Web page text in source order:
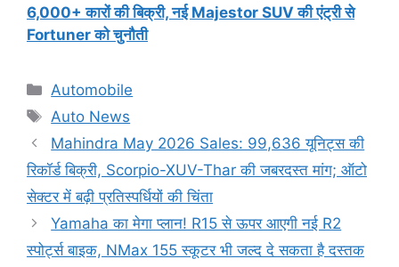
6,000+ कारों की बिक्री, नई Majestor SUV की एंट्री से
Fortuner को चुनौती
Categories
Automobile
Tags
Auto News
Mahindra May 2026 Sales: 99,636 यूनिट्स की
रिकॉर्ड बिक्री, Scorpio-XUV-Thar की जबरदस्त मांग; ऑटो
सेक्टर में बढ़ी प्रतिस्पर्धियों की चिंता
Yamaha का मेगा प्लान! R15 से ऊपर आएगी नई R2
स्पोर्ट्स बाइक, NMax 155 स्कूटर भी जल्द दे सकता है दस्तक